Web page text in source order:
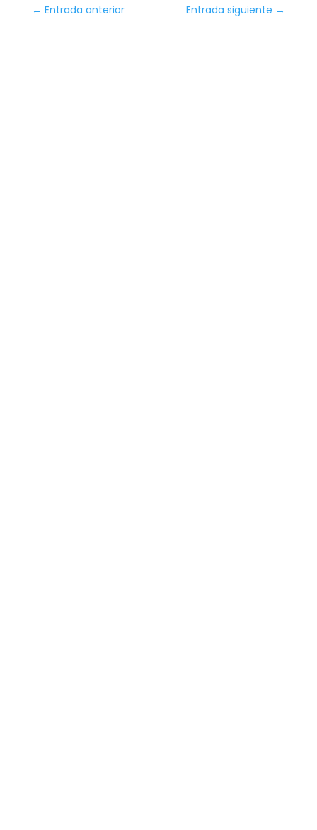
← Entrada anterior Entrada siguiente →